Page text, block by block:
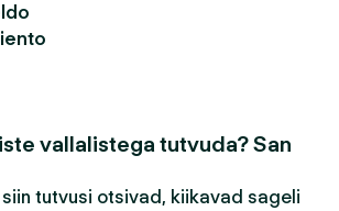
vallalistega tutvuda? San
tutvusi otsivad, kiikavad sageli